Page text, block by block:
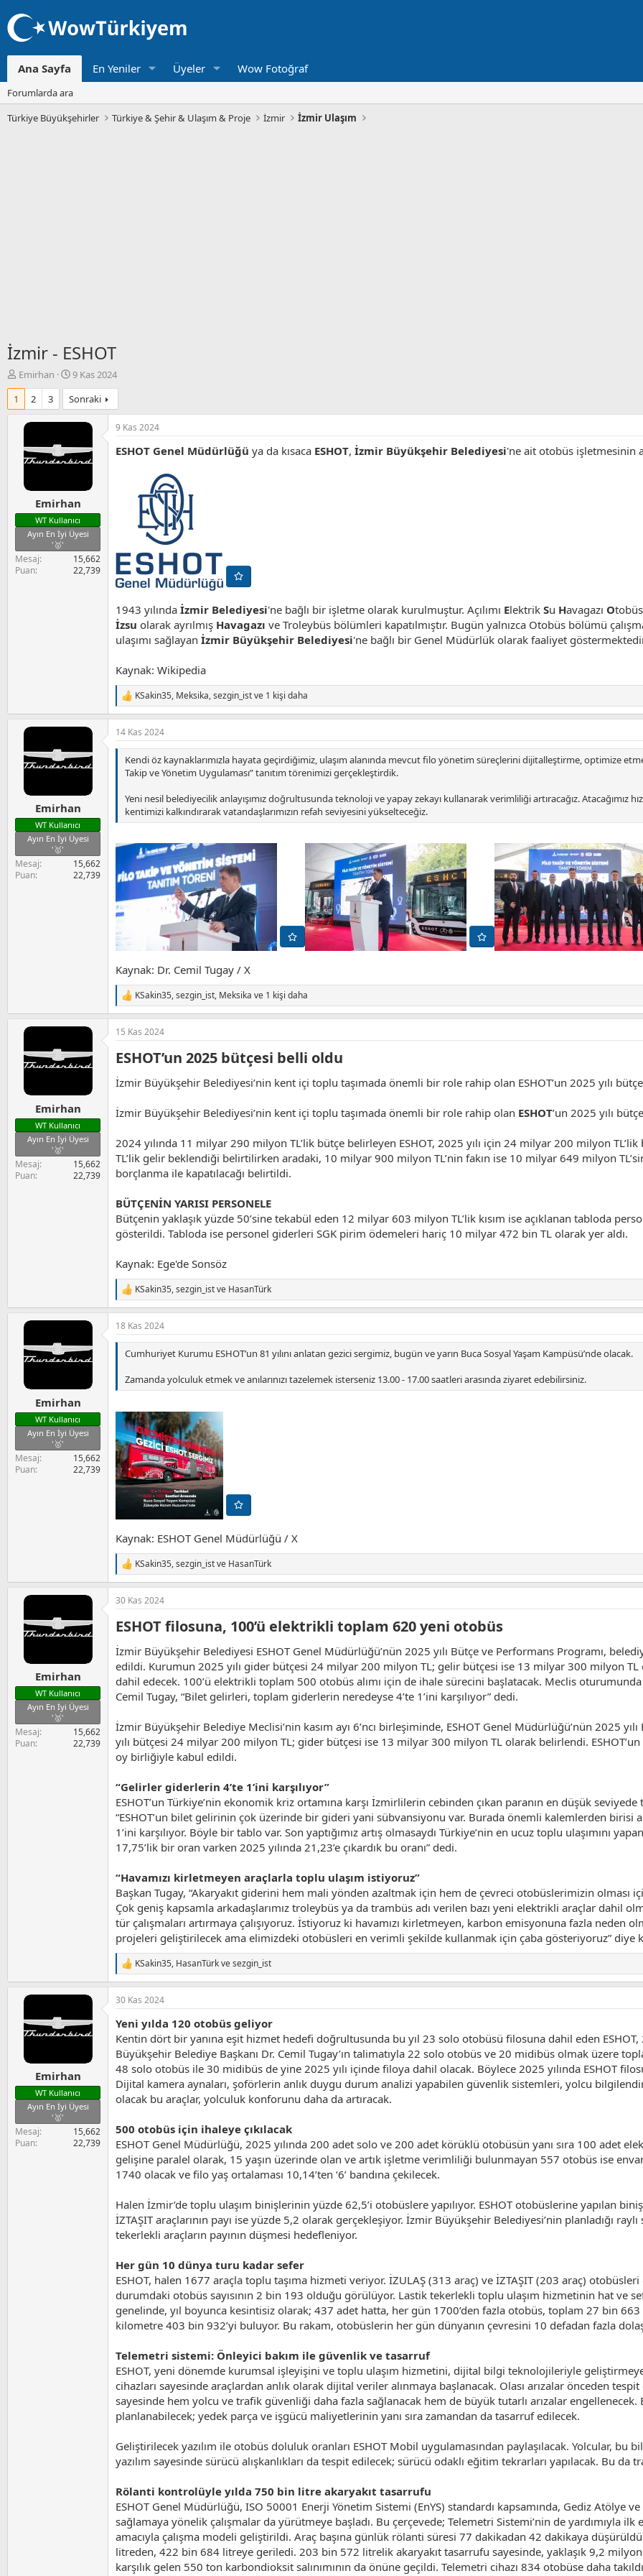
Ana Sayfa En Yeniler Üyeler Wow Fotoğraf
Forumlarda ara
Türkiye Büyükşehirler
Türkiye & Şehir & Ulaşım & Proje İzmir İzmir Ulaşım
İzmir - ESHOT
K
o
u
t
a
Emirhan
B
a
ş
l
a
g
ı
t
a
r
i
h
i
9 Kas 2024
1
2 3 Sonraki
Emirhan
WT Kullanıcı
Ayın En İyi Üyesi
'🥇'
Mesaj
15,662
Puan
22,739
9 Kas 2024
ESHOT Genel Müdürlüğü ya da kısaca ESHOT, İzmir Büyükşehir Belediyesi'ne ait otobüs işletmesinin
1943 yılında İzmir Belediyesi'ne bağlı bir işletme olarak kurulmuştur. Açılımı Elektrik Su Havagazı O
İzsu olarak ayrılmış Havagazı ve Troleybüs bölümleri kapatılmıştır. Bugün yalnızca Otobüs bölümü
ulaşımı sağlayan İzmir Büyükşehir Belediyesi'ne bağlı bir Genel Müdürlük olarak faaliyet
Kaynak: Wikipedia
T
e
p
k
i
e
KSakin35, Meksika,sezgin_istve 1 kişi daha
Emirhan
WT Kullanıcı
Ayın En İyi Üyesi
'🥇'
Mesaj
15,662
Puan
22,739
14 Kas 2024
Kendi öz kaynaklarımızla hayata geçirdiğimiz, ulaşım alanında mevcut filo yönetim süreçlerini dijitalleştirme, optimize
Takip ve Yönetim Uygulaması” tanıtım törenimizi gerçekleştirdik.
Yeni nesil belediyecilik anlayışımız doğrultusunda teknoloji ve yapay zekayı kullanarak verimliliği artıracağız. Atacağımız
kentimizi kalkındırarak vatandaşlarımızın refah seviyesini yükselteceğiz.
Kaynak: Dr. Cemil Tugay / X
T
e
p
k
l
r
KSakin35,sezgin_ist, Meksika ve 1 kişi daha
Emirhan
WT Kullanıcı
Ayın En İyi Üyesi
'🥇'
Mesaj
15,662
Puan
22,739
15 Kas 2024
ESHOT’un 2025 bütçesi belli oldu​
İzmir Büyükşehir Belediyesi’nin kent içi toplu taşımada önemli bir role rahip olan ESHOT’un 2025 yılı
İzmir Büyükşehir Belediyesi’nin kent içi toplu taşımada önemli bir role rahip olan ESHOT’un 2025 yılı
2024 yılında 11 milyar 290 milyon TL’lik bütçe belirleyen ESHOT, 2025 yılı için 24 milyar 200 milyon
TL’lik gelir beklendiği belirtilirken aradaki, 10 milyar 900 milyon TL’nin fakın ise 10 milyar 649 milyon
borçlanma ile kapatılacağı belirtildi.
BÜTÇENİN YARISI PERSONELE
Bütçenin yaklaşık yüzde 50’sine tekabül eden 12 milyar 603 milyon TL’lik kısım ise açıklanan tabloda
gösterildi. Tabloda ise personel giderleri SGK pirim ödemeleri hariç 10 milyar 472 bin TL olarak yer aldı.
Kaynak: Ege'de Sonsöz
T
e
p
k
i
KSakin35,sezgin_istve HasanTürk
Emirhan
WT Kullanıcı
Ayın En İyi Üyesi
'🥇'
Mesaj
15,662
Puan
22,739
18 Kas 2024
Cumhuriyet Kurumu ESHOT’un 81 yılını anlatan gezici sergimiz, bugün ve yarın Buca Sosyal Yaşam Kampüsü’nde olacak.
Zamanda yolculuk etmek ve anılarınızı tazelemek isterseniz 13.00 - 17.00 saatleri arasında ziyaret edebilirsiniz.
Kaynak: ESHOT Genel Müdürlüğü / X
T
e
p
k
l
r
KSakin35,sezgin_istve HasanTürk
Emirhan
WT Kullanıcı
Ayın En İyi Üyesi
'🥇'
Mesaj
15,662
Puan
22,739
30 Kas 2024
ESHOT filosuna, 100’ü elektrikli toplam 620 yeni otobüs​
İzmir Büyükşehir Belediyesi ESHOT Genel Müdürlüğü’nün 2025 yılı Bütçe ve Performans Programı,
edildi. Kurumun 2025 yılı gider bütçesi 24 milyar 200 milyon TL; gelir bütçesi ise 13 milyar 300 milyon
dahil edecek. 100’ü elektrikli toplam 500 otobüs alımı için de ihale sürecini başlatacak. Meclis
Cemil Tugay, “Bilet gelirleri, toplam giderlerin neredeyse 4’te 1’ini karşılıyor” dedi.
İzmir Büyükşehir Belediye Meclisi’nin kasım ayı 6’ncı birleşiminde, ESHOT Genel Müdürlüğü’nün 2025
yılı bütçesi 24 milyar 200 milyon TL; gider bütçesi ise 13 milyar 300 milyon TL olarak belirlendi.
oy birliğiyle kabul edildi.
“Gelirler giderlerin 4’te 1’ini karşılıyor”
ESHOT’un Türkiye’nin ekonomik kriz ortamına karşı İzmirlilerin cebinden çıkan paranın en düşük seviyede
“ESHOT’un bilet gelirinin çok üzerinde bir gideri yani sübvansiyonu var. Burada önemli kalemlerden
1’ini karşılıyor. Böyle bir tablo var. Son yaptığımız artış olmasaydı Türkiye’nin en ucuz toplu ulaşımını
17,75’lik bir oran varken 2025 yılında 21,23’e çıkardık bu oranı” dedi.
“Havamızı kirletmeyen araçlarla toplu ulaşım istiyoruz”
Başkan Tugay, “Akaryakıt giderini hem mali yönden azaltmak için hem de çevreci otobüslerimizin olması
Çok geniş kapsamla arkadaşlarımız troleybüs ya da trambüs adı verilen bazı yeni elektrikli araçlar dahil
tür çalışmaları artırmaya çalışıyoruz. İstiyoruz ki havamızı kirletmeyen, karbon emisyonuna fazla neden
projeleri geliştirilecek ama elimizdeki otobüsleri en verimli şekilde kullanmak için çaba gösteriyoruz” diye
T
e
p
k
l
e
r
:
KSakin35, HasanTürkvesezgin_ist
Emirhan
WT Kullanıcı
Ayın En İyi Üyesi
'🥇'
Mesaj
15,662
Puan
22,739
30 Kas 2024
Yeni yılda 120 otobüs geliyor
Kentin dört bir yanına eşit hizmet hedefi doğrultusunda bu yıl 23 solo otobüsü filosuna dahil eden ESHOT,
Büyükşehir Belediye Başkanı Dr. Cemil Tugay’ın talimatıyla 22 solo otobüs ve 20 midibüs olmak üzere
48 solo otobüs ile 30 midibüs de yine 2025 yılı içinde filoya dahil olacak. Böylece 2025 yılında ESHOT
Dijital kamera aynaları, şoförlerin anlık duygu durum analizi yapabilen güvenlik sistemleri, yolcu
olacak bu araçlar, yolculuk konforunu daha da artıracak.
500 otobüs için ihaleye çıkılacak
ESHOT Genel Müdürlüğü, 2025 yılında 200 adet solo ve 200 adet körüklü otobüsün yanı sıra 100 adet
gelişine paralel olarak, 15 yaşın üzerinde olan ve artık işletme verimliliği bulunmayan 557 otobüs ise
1740 olacak ve filo yaş ortalaması 10,14’ten ‘6’ bandına çekilecek.
Halen İzmir’de toplu ulaşım binişlerinin yüzde 62,5’i otobüslere yapılıyor. ESHOT otobüslerine yapılan
İZTAŞIT araçlarının payı ise yüzde 5,2 olarak gerçekleşiyor. İzmir Büyükşehir Belediyesi’nin planladığı
tekerlekli araçların payının düşmesi hedefleniyor.
Her gün 10 dünya turu kadar sefer
ESHOT, halen 1677 araçla toplu taşıma hizmeti veriyor. İZULAŞ (313 araç) ve İZTAŞIT (203 araç)
durumdaki otobüs sayısının 2 bin 193 olduğu görülüyor. Lastik tekerlekli toplu ulaşım hizmetinin hat ve
genelinde, yıl boyunca kesintisiz olarak; 437 adet hatta, her gün 1700’den fazla otobüs, toplam 27 bin
kilometre 403 bin 932’yi buluyor. Bu rakam, otobüslerin her gün dünyanın çevresini 10 defadan fazla
Telemetri sistemi: Önleyici bakım ile güvenlik ve tasarruf
ESHOT, yeni dönemde kurumsal işleyişini ve toplu ulaşım hizmetini, dijital bilgi teknolojileriyle
cihazları sayesinde araçlardan anlık olarak dijital veriler alınmaya başlanacak. Olası arızalar önceden
sayesinde hem yolcu ve trafik güvenliği daha fazla sağlanacak hem de büyük tutarlı arızalar
planlanabilecek; yedek parça ve işgücü maliyetlerinin yanı sıra zamandan da tasarruf edilecek.
Geliştirilecek yazılım ile otobüs doluluk oranları ESHOT Mobil uygulamasından paylaşılacak. Yolcular, bu
yazılım sayesinde sürücü alışkanlıkları da tespit edilecek; sürücü odaklı eğitim tekrarları yapılacak. Bu da
Rölanti kontrolüyle yılda 750 bin litre akaryakıt tasarrufu
ESHOT Genel Müdürlüğü, ISO 50001 Enerji Yönetim Sistemi (EnYS) standardı kapsamında, Gediz Atölye
sağlamaya yönelik çalışmalar da yürütmeye başladı. Bu çerçevede; Telemetri Sistemi’nin de yardımıyla
amacıyla çalışma modeli geliştirildi. Araç başına günlük rölanti süresi 77 dakikadan 42 dakikaya
litreden, 422 bin 684 litreye geriledi. 203 bin 572 litrelik akaryakıt tasarrufu sayesinde, yaklaşık 9,2
karşılık gelen 550 ton karbondioksit salınımının da önüne geçildi. Telemetri cihazı 834 otobüse daha